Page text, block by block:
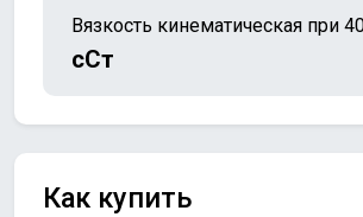
Вязкость кинематическая при
сСт
Как купить